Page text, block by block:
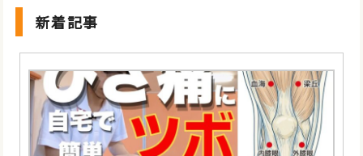
新着記事